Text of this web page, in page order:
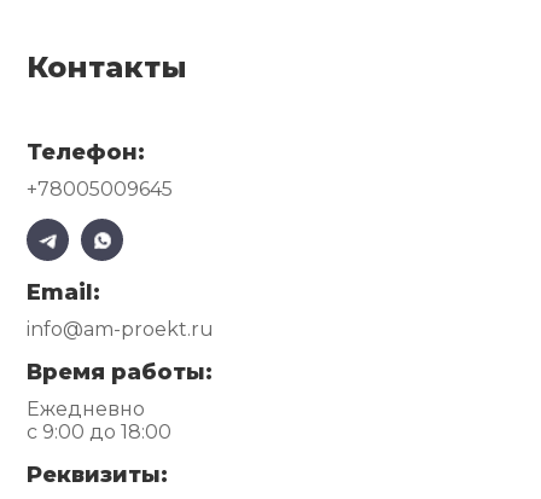
Контакты
Телефон:
+78005009645
Email:
info@am-proekt.ru
Время работы:
Ежедневно
с 9:00 до 18:00
Реквизиты: